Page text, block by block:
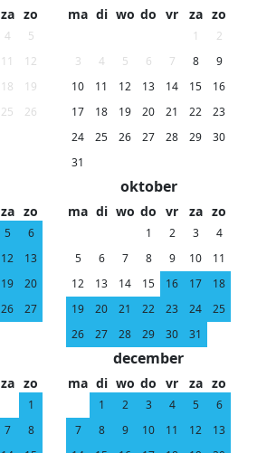
za zo
4
5
11
12
18
19
25
26
ma di wo do vr za zo
1
2
3
4 5 6 7 8
9
10
11 12 13 14 15
16
17
18 19 20 21 22
23
24
25 26 27 28 29
30
31
za zo
5
6
12
13
19
20
26
27
oktober
ma di wo do vr za zo
1 2 3
4
5
6 7 8 9 10
11
12
13 14 15 16 17
18
19
20 21 22 23 24
25
26
27 28 29 30 31
za zo
1
7
8
december
ma di wo do vr za zo
1 2 3 4 5
6
7
8 9 10 11 12
13